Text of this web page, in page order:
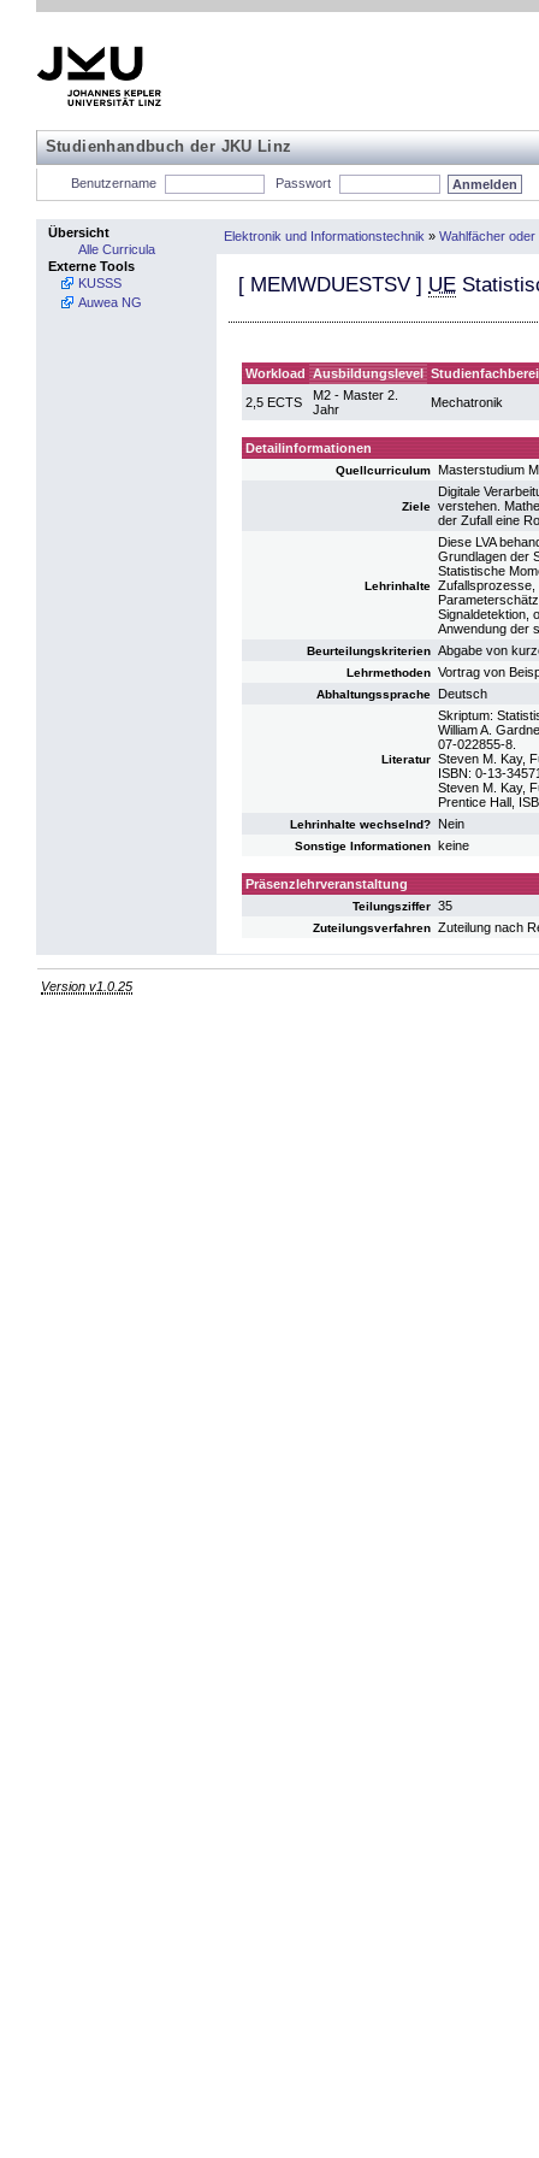
Studienhandbuch der JKU Linz
Benutzername Passwort
Übersicht
Alle Curricula
Externe Tools
KUSSS
Auwea NG
Elektronik und Informationstechnik » Wahlfächer
[ MEMWDUESTSV ] UE
Workload Ausbildungslevel
2,5 ECTS
M2 - Master 2.
Jahr
Mechatronik
Detailinformationen
Quellcurriculum Masterstudium
Ziele
Digitale
verstehen.
der Zufall eine
Lehrinhalte
Diese LVA
Grundlagen der
Statistische
Zufallsprozesse,
Signaldetektion,
Anwendung der
Beurteilungskriterien Abgabe von
Lehrmethoden Vortrag von
Abhaltungssprache Deutsch
Literatur
Skriptum:
William A.
07-022855-8.
Steven M. Kay,
ISBN: 0-13-
Steven M. Kay,
Prentice Hall,
Lehrinhalte wechselnd? Nein
Sonstige Informationen keine
Präsenzlehrveranstaltung
Teilungsziffer 35
Zuteilungsverfahren Zuteilung nach
Version v1.0.25